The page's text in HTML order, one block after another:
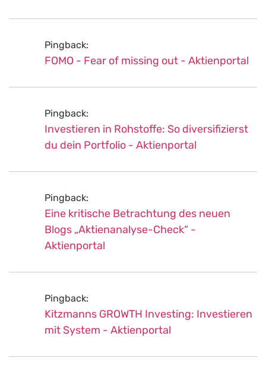
Pingback:
FOMO - Fear of missing out - Aktienportal
Pingback:
Investieren in Rohstoffe: So diversifizierst
du dein Portfolio - Aktienportal
Pingback:
Eine kritische Betrachtung des neuen
Blogs „Aktienanalyse-Check“ -
Aktienportal
Pingback:
Kitzmanns GROWTH Investing: Investieren
mit System - Aktienportal